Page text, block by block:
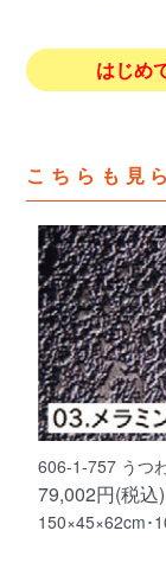
はじめ
こちらも見
606-1-757 うつ
79,002円(税込)
150×45×62cm･